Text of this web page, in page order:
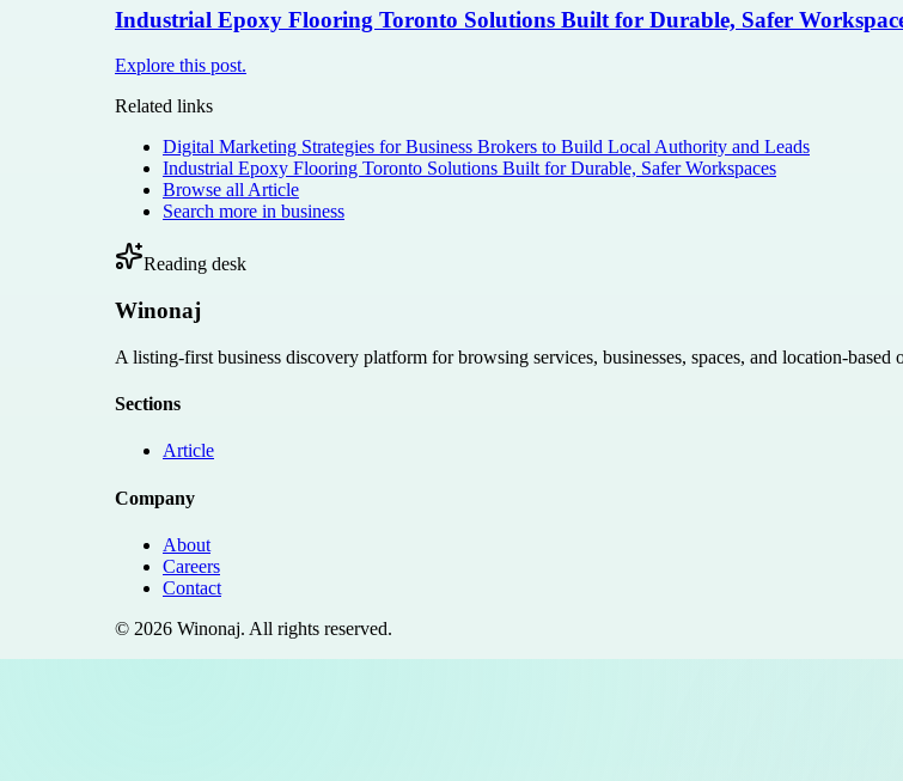
Industrial Epoxy Flooring Toronto Solutions Built for Durable, Safer
Explore this post.
Related links
Digital Marketing Strategies for Business Brokers to Build Local Authority and Leads
Industrial Epoxy Flooring Toronto Solutions Built for Durable, Safer Workspaces
Browse all Article
Search more in business
Reading desk
Winonaj
A listing-first business discovery platform for browsing services, businesses, spaces, and location-
Sections
Article
Company
About
Careers
Contact
© 2026 Winonaj. All rights reserved.